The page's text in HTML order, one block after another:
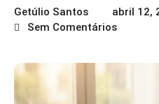
Getúlio Santos
abril 12,
Sem Comentários